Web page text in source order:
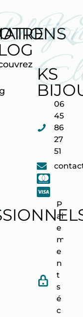
KS
06
45
86
27
51
P
ai
e
m
e
n
t
s
é
c